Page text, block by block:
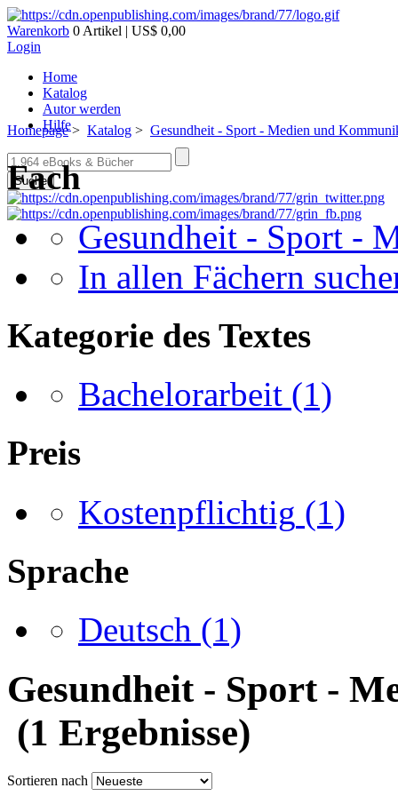
Warenkorb 0 Artikel | US$ 0,00
Login
Home
Katalog
Autor werden
Hilfe
Suche
Homepage> Katalog > Gesundheit - Sport - Medien und
Fach
Gesundheit - Sport -
In allen Fächern
Kategorie des Textes
Bachelorarbeit (1)
Preis
Kostenpflichtig (1)
Sprache
Deutsch (1)
Gesundheit - Sport -
(1 Ergebnisse)
Sortieren nach